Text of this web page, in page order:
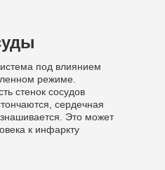
под влиянием
режиме.
стенок сосудов
сердечная
Это может
к инфаркту